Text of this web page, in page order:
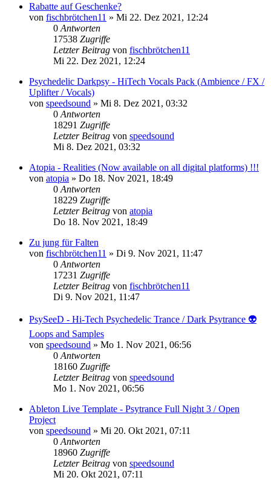
Rabatte auf Geschenke?
von fischbrötchen11 » Mi 22. Dez 2021, 12:24
0 Antworten
17538 Zugriffe
Letzter Beitrag von fischbrötchen11
Mi 22. Dez 2021, 12:24
Psychedelic Darkpsy - HiTech Vocals Pack (Ambience / FX /
Uplifter / Vocals)
von speedsound » Mi 8. Dez 2021, 03:32
0 Antworten
18291 Zugriffe
Letzter Beitrag von speedsound
Mi 8. Dez 2021, 03:32
Atopia - Realities (Now available on all digital platforms) !!!
von atopia » Do 18. Nov 2021, 18:49
0 Antworten
18229 Zugriffe
Letzter Beitrag von atopia
Do 18. Nov 2021, 18:49
Zu jung für Falten
von fischbrötchen11 » Di 9. Nov 2021, 11:47
0 Antworten
17231 Zugriffe
Letzter Beitrag von fischbrötchen11
Di 9. Nov 2021, 11:47
PsySeeD - Hi-Tech Psychedelic Trance / Dark Psytrance 👽
Loops and Samples
von speedsound » Mo 1. Nov 2021, 06:56
0 Antworten
18160 Zugriffe
Letzter Beitrag von speedsound
Mo 1. Nov 2021, 06:56
Ableton Live Template - Psytrance Full Night 3 / Open
Project
von speedsound » Mi 20. Okt 2021, 07:11
0 Antworten
18960 Zugriffe
Letzter Beitrag von speedsound
Mi 20. Okt 2021, 07:11